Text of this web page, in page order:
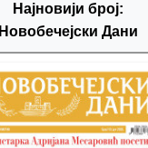
Најновији број:
Новобечејски Дани